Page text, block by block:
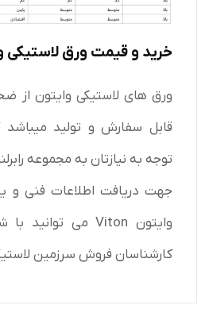
خرید و قیمت ورق لاستیکی
قابل سفارش و تولید میباشد
توجه به نیازتان به مجموعه
جهت دریافت اطلاعات فنی و
کارشناسان فروش سرزمین